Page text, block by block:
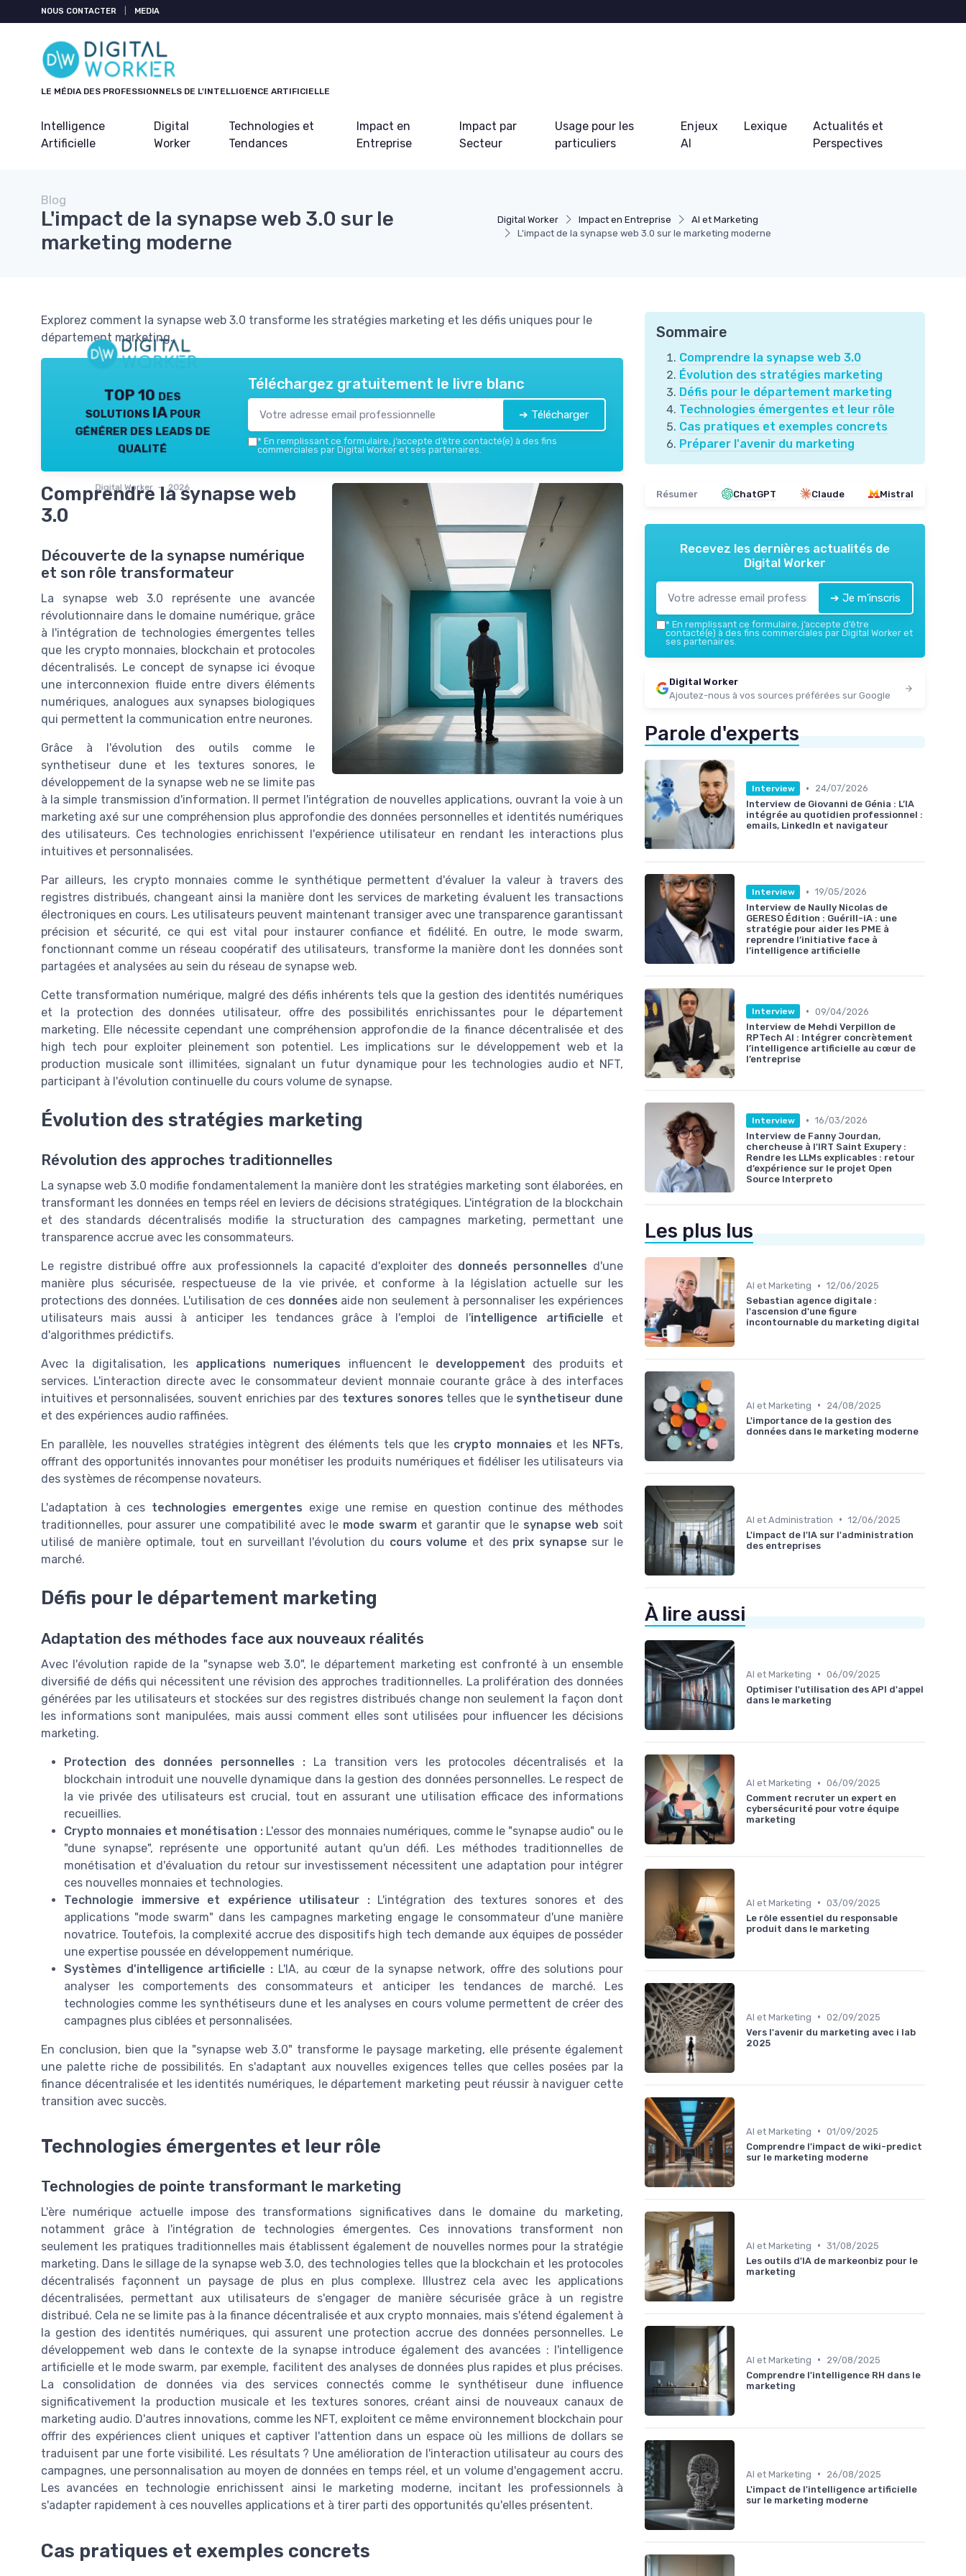
NOUS CONTACTER MEDIA
LE MÉDIA DES PROFESSIONNELS DE L'INTELLIGENCE ARTIFICIELLE
Intelligence
Artificielle
Digital
Worker
Technologies et
Tendances
Impact en
Entreprise
Impact par
Secteur
Usage pour les
particuliers
Enjeux
AI
Lexique
Actualités et
Perspectives
Digital Worker Impact en Entreprise
AI et Marketing
L'impact de la synapse web 3.0 sur le marketing moderne
Blog
L'impact de la synapse web 3.0 sur le
marketing moderne
Explorez comment la synapse web 3.0 transforme les stratégies marketing et les défis uniques pour le
département marketing.
TOP 10 des
solutions IA pour
générer des leads de
qualité
Digital Worker — 2026
Téléchargez gratuitement le livre blanc
➔ Télécharger
* En remplissant ce formulaire, j’accepte d’être contacté(e) à des fins
commerciales par Digital Worker et ses partenaires.
Comprendre la synapse web
3.0
Découverte de la synapse numérique
et son rôle transformateur
La synapse web 3.0 représente une avancée
révolutionnaire dans le domaine numérique, grâce
à l'intégration de technologies émergentes telles
que les crypto monnaies, blockchain et protocoles
décentralisés. Le concept de synapse ici évoque
une interconnexion fluide entre divers éléments
numériques, analogues aux synapses biologiques
qui permettent la communication entre neurones.
Grâce à l'évolution des outils comme le
synthetiseur dune et les textures sonores, le
développement de la synapse web ne se limite pas
à la simple transmission d'information. Il permet l'intégration de nouvelles applications, ouvrant la voie à un
marketing axé sur une compréhension plus approfondie des données personnelles et identités numériques
des utilisateurs. Ces technologies enrichissent l'expérience utilisateur en rendant les interactions plus
intuitives et personnalisées.
Par ailleurs, les crypto monnaies comme le synthétique permettent d'évaluer la valeur à travers des
registres distribués, changeant ainsi la manière dont les services de marketing évaluent les transactions
électroniques en cours. Les utilisateurs peuvent maintenant transiger avec une transparence garantissant
précision et sécurité, ce qui est vital pour instaurer confiance et fidélité. En outre, le mode swarm,
fonctionnant comme un réseau coopératif des utilisateurs, transforme la manière dont les données sont
partagées et analysées au sein du réseau de synapse web.
Cette transformation numérique, malgré des défis inhérents tels que la gestion des identités numériques
et la protection des données utilisateur, offre des possibilités enrichissantes pour le département
marketing. Elle nécessite cependant une compréhension approfondie de la finance décentralisée et des
high tech pour exploiter pleinement son potentiel. Les implications sur le développement web et la
production musicale sont illimitées, signalant un futur dynamique pour les technologies audio et NFT,
participant à l'évolution continuelle du cours volume de synapse.
Évolution des stratégies marketing
Révolution des approches traditionnelles
La synapse web 3.0 modifie fondamentalement la manière dont les stratégies marketing sont élaborées, en
transformant les données en temps réel en leviers de décisions stratégiques. L'intégration de la blockchain
et des standards décentralisés modifie la structuration des campagnes marketing, permettant une
transparence accrue avec les consommateurs.
Le registre distribué offre aux professionnels la capacité d'exploiter des donneés personnelles d'une
manière plus sécurisée, respectueuse de la vie privée, et conforme à la législation actuelle sur les
protections des données. L'utilisation de ces données aide non seulement à personnaliser les expériences
utilisateurs mais aussi à anticiper les tendances grâce à l'emploi de l'intelligence artificielle et
d'algorithmes prédictifs.
Avec la digitalisation, les applications numeriques influencent le developpement des produits et
services. L'interaction directe avec le consommateur devient monnaie courante grâce à des interfaces
intuitives et personnalisées, souvent enrichies par des textures sonores telles que le synthetiseur dune
et des expériences audio raffinées.
En parallèle, les nouvelles stratégies intègrent des éléments tels que les crypto monnaies et les NFTs,
offrant des opportunités innovantes pour monétiser les produits numériques et fidéliser les utilisateurs via
des systèmes de récompense novateurs.
L'adaptation à ces technologies emergentes exige une remise en question continue des méthodes
traditionnelles, pour assurer une compatibilité avec le mode swarmet garantir que le synapse web soit
utilisé de manière optimale, tout en surveillant l'évolution du cours volume et des prix synapse sur le
marché.
Défis pour le département marketing
Adaptation des méthodes face aux nouveaux réalités
Avec l'évolution rapide de la "synapse web 3.0", le département marketing est confronté à un ensemble
diversifié de défis qui nécessitent une révision des approches traditionnelles. La prolifération des données
générées par les utilisateurs et stockées sur des registres distribués change non seulement la façon dont
les informations sont manipulées, mais aussi comment elles sont utilisées pour influencer les décisions
marketing.
Protection des données personnelles :La transition vers les protocoles décentralisés et la
blockchain introduit une nouvelle dynamique dans la gestion des données personnelles. Le respect de
la vie privée des utilisateurs est crucial, tout en assurant une utilisation efficace des informations
recueillies.
Crypto monnaies et monétisation : L'essor des monnaies numériques, comme le "synapse audio" ou le
"dune synapse", représente une opportunité autant qu'un défi. Les méthodes traditionnelles de
monétisation et d'évaluation du retour sur investissement nécessitent une adaptation pour intégrer
ces nouvelles monnaies et technologies.
Technologie immersive et expérience utilisateur :L'intégration des textures sonores et des
applications "mode swarm" dans les campagnes marketing engage le consommateur d'une manière
novatrice. Toutefois, la complexité accrue des dispositifs high tech demande aux équipes de posséder
une expertise poussée en développement numérique.
Systèmes d'intelligence artificielle : L'IA, au cœur de la synapse network, offre des solutions pour
analyser les comportements des consommateurs et anticiper les tendances de marché. Les
technologies comme les synthétiseurs dune et les analyses en cours volume permettent de créer des
campagnes plus ciblées et personnalisées.
En conclusion, bien que la "synapse web 3.0" transforme le paysage marketing, elle présente également
une palette riche de possibilités. En s'adaptant aux nouvelles exigences telles que celles posées par la
finance décentralisée et les identités numériques, le département marketing peut réussir à naviguer cette
transition avec succès.
Technologies émergentes et leur rôle
Technologies de pointe transformant le marketing
L'ère numérique actuelle impose des transformations significatives dans le domaine du marketing,
notamment grâce à l'intégration de technologies émergentes. Ces innovations transforment non
seulement les pratiques traditionnelles mais établissent également de nouvelles normes pour la stratégie
marketing. Dans le sillage de la synapse web 3.0, des technologies telles que la blockchain et les protocoles
décentralisés façonnent un paysage de plus en plus complexe. Illustrez cela avec les applications
décentralisées, permettant aux utilisateurs de s'engager de manière sécurisée grâce à un registre
distribué. Cela ne se limite pas à la finance décentralisée et aux crypto monnaies, mais s'étend également à
la gestion des identités numériques, qui assurent une protection accrue des données personnelles. Le
développement web dans le contexte de la synapse introduce également des avancées : l'intelligence
artificielle et le mode swarm, par exemple, facilitent des analyses de données plus rapides et plus précises.
La consolidation de données via des services connectés comme le synthétiseur dune influence
significativement la production musicale et les textures sonores, créant ainsi de nouveaux canaux de
marketing audio. D'autres innovations, comme les NFT, exploitent ce même environnement blockchain pour
offrir des expériences client uniques et captiver l'attention dans un espace où les millions de dollars se
traduisent par une forte visibilité. Les résultats ? Une amélioration de l'interaction utilisateur au cours des
campagnes, une personnalisation au moyen de données en temps réel, et un volume d'engagement accru.
Les avancées en technologie enrichissent ainsi le marketing moderne, incitant les professionnels à
s'adapter rapidement à ces nouvelles applications et à tirer parti des opportunités qu'elles présentent.
Cas pratiques et exemples concrets
Sommaire
Comprendre la synapse web 3.0
Évolution des stratégies marketing
Défis pour le département marketing
Technologies émergentes et leur rôle
Cas pratiques et exemples concrets
Préparer l'avenir du marketing
Résumer ChatGPT Claude Mistral
Recevez les dernières actualités de
Digital Worker
➔ Je m'inscris
* En remplissant ce formulaire, j’accepte d’être
contacté(e) à des fins commerciales par Digital Worker et
ses partenaires.
Digital Worker
Ajoutez-nous à vos sources préférées sur Google
Parole d'experts
Interview •
24/07/2026
Interview de Giovanni de Génia : L’IA
intégrée au quotidien professionnel :
emails, LinkedIn et navigateur
Interview • 19/05/2026
Interview de Naully Nicolas de
GERESO Édition : Guérill-iA : une
stratégie pour aider les PME à
reprendre l’initiative face à
l’intelligence artificielle
Interview • 09/04/2026
Interview de Mehdi Verpillon de
RPTech AI : Intégrer concrètement
l’intelligence artificielle au cœur de
l’entreprise
Interview • 16/03/2026
Interview de Fanny Jourdan,
chercheuse à l'IRT Saint Exupery :
Rendre les LLMs explicables : retour
d’expérience sur le projet Open
Source Interpreto
Les plus lus
AI et Marketing • 12/06/2025
Sebastian agence digitale :
l'ascension d'une figure
incontournable du marketing digital
AI et Marketing •
24/08/2025
L'importance de la gestion des
données dans le marketing moderne
AI et Administration • 12/06/2025
L'impact de l'IA sur l'administration
des entreprises
À lire aussi
AI et Marketing • 06/09/2025
Optimiser l'utilisation des API d'appel
dans le marketing
AI et Marketing • 06/09/2025
Comment recruter un expert en
cybersécurité pour votre équipe
marketing
AI et Marketing • 03/09/2025
Le rôle essentiel du responsable
produit dans le marketing
AI et Marketing • 02/09/2025
Vers l'avenir du marketing avec i lab
2025
AI et Marketing • 01/09/2025
Comprendre l'impact de wiki-predict
sur le marketing moderne
AI et Marketing • 31/08/2025
Les outils d'IA de markeonbiz pour le
marketing
AI et Marketing •
29/08/2025
Comprendre l'intelligence RH dans le
marketing
AI et Marketing •
26/08/2025
L'impact de l'intelligence artificielle
sur le marketing moderne
Panneau de gestion des cookies